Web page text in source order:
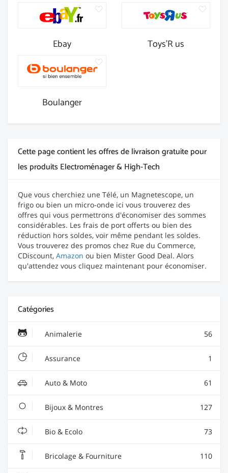
Ebay Toys'R us
Boulanger
Cette page contient les offres de livraison gratuite pour
les produits Electroménager & High-Tech
Que vous cherchiez une Télé, un Magnetescope, un
frigo ou bien un micro-onde ici vous trouverez des
offres qui vous permettrons d'économiser des sommes
considérables. Les frais de port offerts ou bien des
réduction hors soldes, voir même pendant les soldes.
Vous trouverez des promos chez Rue du Commerce,
CDiscount, Amazon ou bien Mister Good Deal. Alors
qu'attendez vous cliquez maintenant pour économiser.
Catégories
Animalerie 56
Assurance 1
Auto & Moto 61
Bijoux & Montres 127
Bio & Ecolo 73
Bricolage & Fourniture 110